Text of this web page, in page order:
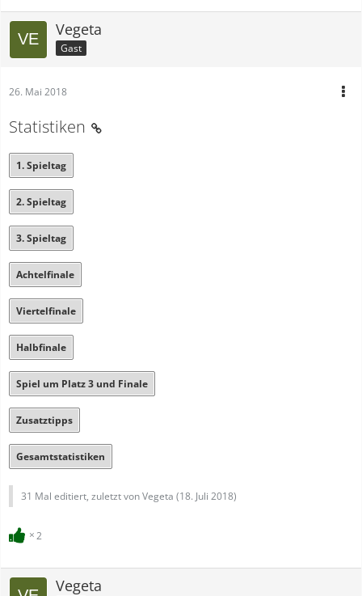
Vegeta
Gast
26. Mai 2018
Statistiken
1. Spieltag
2. Spieltag
3. Spieltag
Achtelfinale
Viertelfinale
Halbfinale
Spiel um Platz 3 und Finale
Zusatztipps
Gesamtstatistiken
31 Mal editiert, zuletzt von Vegeta (18. Juli 2018)
2
Vegeta